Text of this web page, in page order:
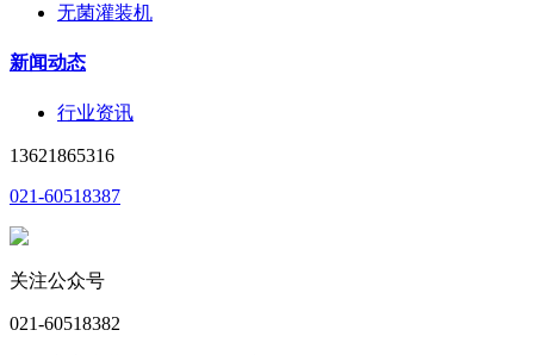
无菌灌装机
新闻动态
行业资讯
13621865316
021-60518387
关注公众号
021-60518382